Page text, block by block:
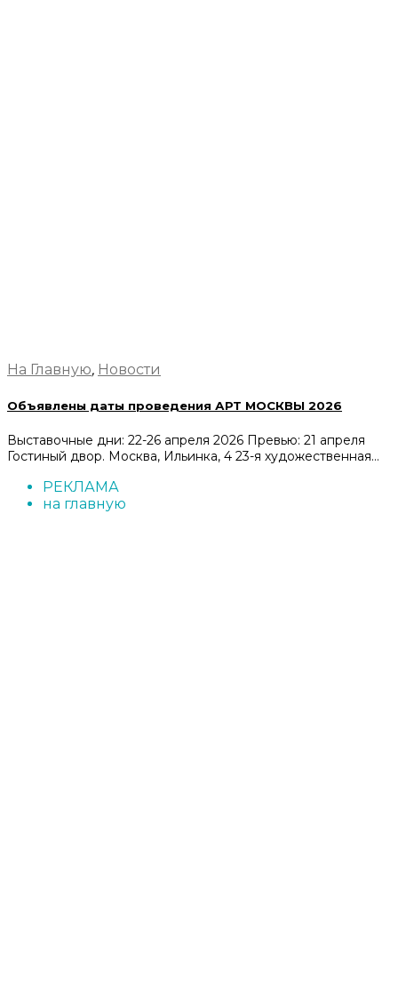
На Главную, Новости
Объявлены даты проведения АРТ МОСКВЫ 2026
Выставочные дни: 22-26 апреля 2026 Превью: 21 апреля
Гостиный двор. Москва, Ильинка, 4 23-я художественная…
РЕКЛАМА
на главную